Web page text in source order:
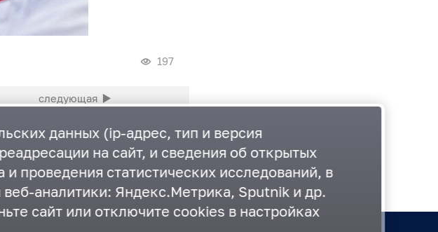
197
данных (ip-адрес, тип и версия
на сайт, и сведения об открытых
проведения статистических исследований, в
аналитики: Яндекс.Метрика, Sputnik и др.
сайт или отключите cookies в настройках